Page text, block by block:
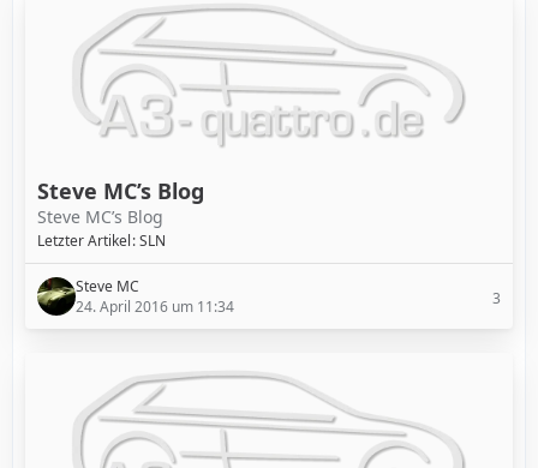
Steve MC’s Blog
Steve MC’s Blog
Letzter Artikel SLN
Steve MC
24. April 2016 um 11:34
3